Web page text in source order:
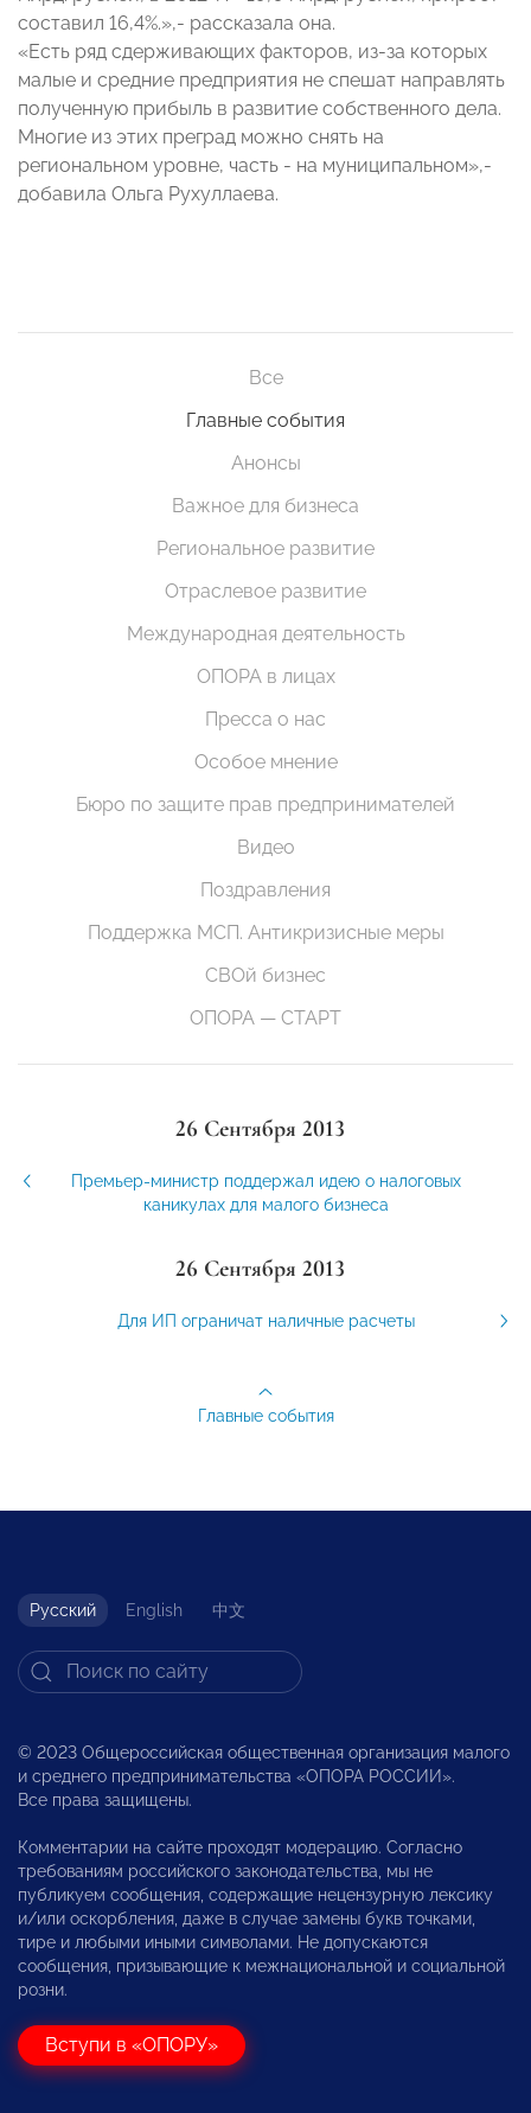
составил 16,4%.»,- рассказала она.
«Есть ряд сдерживающих факторов, из-за которых
малые и средние предприятия не спешат направлять
полученную прибыль в развитие собственного дела.
Многие из этих преград можно снять на
региональном уровне, часть - на муниципальном»,-
добавила Ольга Рухуллаева.
Все
Главные события
Анонсы
Важное для бизнеса
Региональное развитие
Отраслевое развитие
Международная деятельность
ОПОРА в лицах
Пресса о нас
Особое мнение
Бюро по защите прав предпринимателей
Видео
Поздравления
Поддержка МСП. Антикризисные меры
СВОй бизнес
ОПОРА — СТАРТ
26 Сентября 2013
Премьер-министр поддержал идею о налоговых
каникулах для малого бизнеса
26 Сентября 2013
Для ИП ограничат наличные расчеты
Главные события
Русский English 中文
© 2023 Общероссийская общественная организация малого
и среднего предпринимательства «ОПОРА РОССИИ».
Все права защищены.
Комментарии на сайте проходят модерацию. Согласно
требованиям российского законодательства, мы не
публикуем сообщения, содержащие нецензурную лексику
и/или оскорбления, даже в случае замены букв точками,
тире и любыми иными символами. Не допускаются
сообщения, призывающие к межнациональной и социальной
розни.
Вступи в «ОПОРУ»